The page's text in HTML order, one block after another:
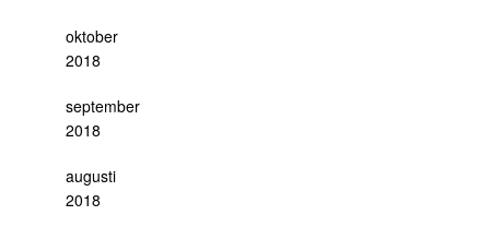
oktober
2018
september
2018
augusti
2018